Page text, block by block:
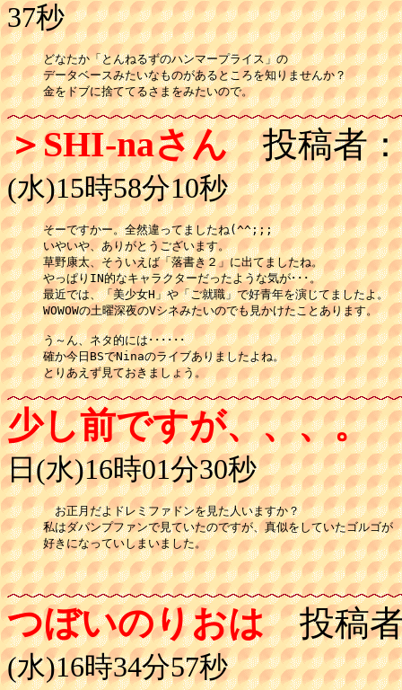
37秒
どなたか「とんねるずのハンマープライス」の
データベースみたいなものがあるところを知りませんか？
金をドブに捨ててるさまをみたいので。
＞SHI-naさん投稿者：
(水)15時58分10秒
そーですかー。全然違ってましたね(^^;;;
いやいや、ありがとうございます。
草野康太、そういえば「落書き２」に出てましたね。
やっぱりIN的なキャラクターだったような気が･･･。
最近では、「美少女H」や「ご就職」で好青年を演じてましたよ。
WOWOWの土曜深夜のVシネみたいのでも見かけたことあります。
う～ん、ネタ的には･･････
確か今日BSでNinaのライブありましたよね。
とりあえず見ておきましょう。
少し前ですが、、、。
日(水)16時01分30秒
お正月だよドレミファドンを見た人いますか？
私はダパンプファンで見ていたのですが、真似をしていたゴルゴが
好きになっていしまいました。
つぼいのりおは投稿
(水)16時34分57秒